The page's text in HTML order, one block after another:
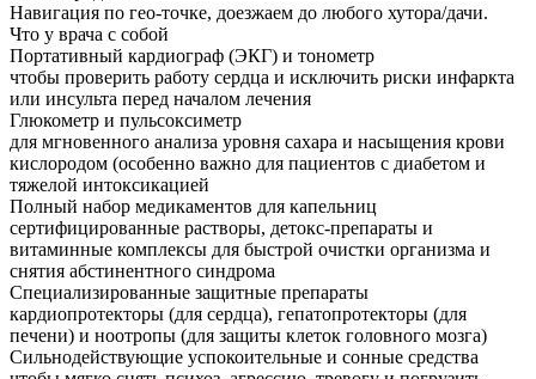
Навигация по гео-точке, доезжаем до любого хутора/дачи.
Что у врача с собой
Портативный кардиограф (ЭКГ) и тонометр
чтобы проверить работу сердца и исключить риски инфаркта
или инсульта перед началом лечения
Глюкометр и пульсоксиметр
для мгновенного анализа уровня сахара и насыщения крови
кислородом (особенно важно для пациентов с диабетом и
тяжелой интоксикацией
Полный набор медикаментов для капельниц
сертифицированные растворы, детокс-препараты и
витаминные комплексы для быстрой очистки организма и
снятия абстинентного синдрома
Специализированные защитные препараты
кардиопротекторы (для сердца), гепатопротекторы (для
печени) и ноотропы (для защиты клеток головного мозга)
Сильнодействующие успокоительные и сонные средства